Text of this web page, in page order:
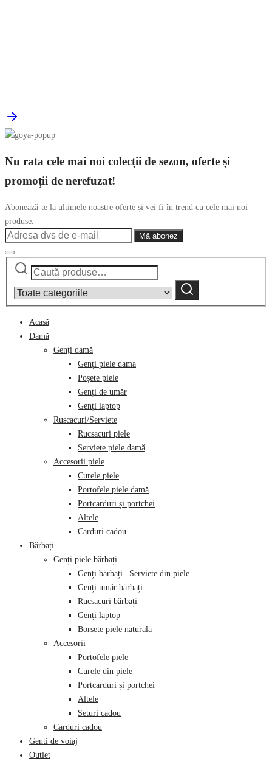
Nu rata cele mai noi colecții de sezon, oferte și
promoții de nerefuzat!
Abonează-te la ultimele noastre oferte și vei fi în trend cu cele mai noi
produse.
Caută
category:
Caută
Acasă
Damă
Genți damă
Genți piele dama
Poșete piele
Genți de umăr
Genți laptop
Ruscacuri/Serviete
Rucsacuri piele
Serviete piele damă
Accesorii piele
Curele piele
Portofele piele damă
Portcarduri și portchei
Altele
Carduri cadou
Bărbați
Genți piele bărbați
Genți bărbați | Serviete din piele
Genți umăr bărbați
Rucsacuri bărbați
Genți laptop
Borsete piele naturală
Accesorii
Portofele piele
Curele din piele
Portcarduri și portchei
Altele
Seturi cadou
Carduri cadou
Genti de voiaj
Outlet